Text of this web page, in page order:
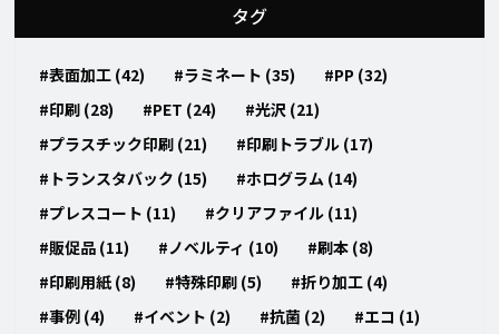
タグ
#表面加工 (42) #ラミネート (35)
#PP (32)
#印刷 (28)
#PET (24)
#光沢 (21)
#プラスチック印刷 (21)
#印刷トラブル (17)
#トランスタバック (15)
#ホログラム (14)
#プレスコート (11)
#クリアファイル (11)
#販促品 (11)
#ノベルティ (10)
#刷本 (8)
#印刷用紙 (8)
#特殊印刷 (5)
#折り加工 (4)
#事例 (4)
#イベント (2) #抗菌 (2) #エコ (1)